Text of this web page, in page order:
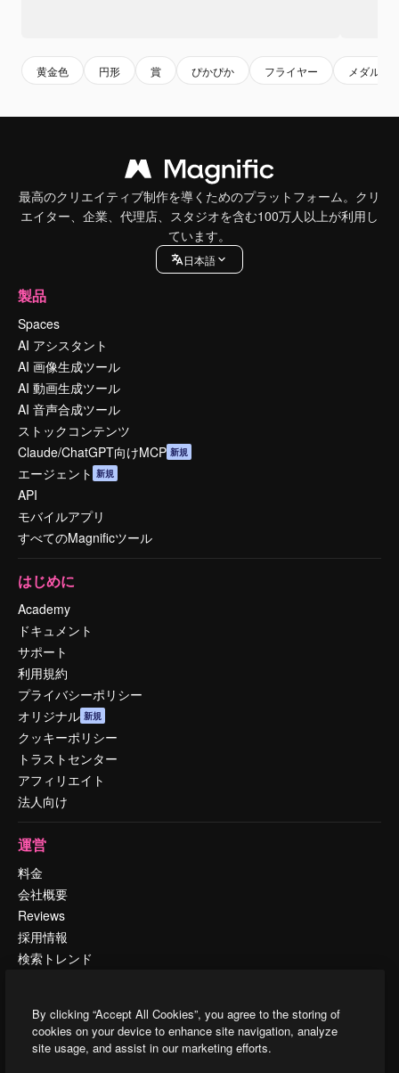
黄金色 円形 賞 ぴかぴか フライヤー メダル
最高のクリエイティブ制作を導くためのプラットフォーム。クリ
エイター、企業、代理店、スタジオを含む100万人以上が利用し
ています。
日本語
製品
Spaces
AI アシスタント
AI 画像生成ツール
AI 動画生成ツール
AI 音声合成ツール
ストックコンテンツ
Claude/ChatGPT向けMCP 新規
エージェント 新規
API
モバイルアプリ
すべてのMagnificツール
はじめに
Academy
ドキュメント
サポート
利用規約
プライバシーポリシー
オリジナル 新規
クッキーポリシー
トラストセンター
アフィリエイト
法人向け
運営
料金
会社概要
Reviews
採用情報
検索トレンド
Slidesgo
コンテンツを販売する
By clicking “Accept All Cookies”, you agree to the storing of
cookies on your device to enhance site navigation, analyze
site usage, and assist in our marketing efforts.